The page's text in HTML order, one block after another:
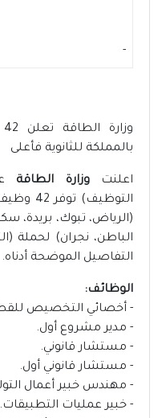
-
بالمملكة للثانوية فأعلى
اعلنتوزارة الطاقة
(الرياض، تبوك، بريدة،
الباطن، نجران) لحملة
التفاصيل الموضحة أدناه.
الوظائف:
- أخصائي التخصيص
- مدير مشروع أول.
- مستشار قانوني.
- مستشار قانوني أول.
- مهندس خبير أعمال
- خبير عمليات التطبيقات.